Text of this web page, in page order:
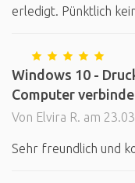
erledigt. Pünktlich
Windows 10 -
Computer
Von Elvira R. am
Sehr freundlich und